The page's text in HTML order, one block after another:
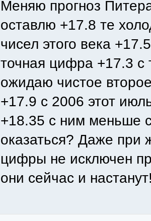
Меняю прогноз
оставлю +17.8 те
чисел этого века
точная цифра +17.3 с
ожидаю чистое
+17.9 с 2006 этот
+18.35 с ним меньше
оказаться? Даже при
цифры не исключен
они сейчас и